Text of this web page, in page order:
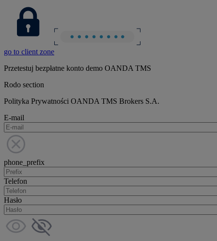
go to client zone
Przetestuj bezpłatne konto demo OANDA TMS
Rodo section
Polityka Prywatności OANDA TMS Brokers S.A.
E-mail
phone_prefix
Telefon
Hasło